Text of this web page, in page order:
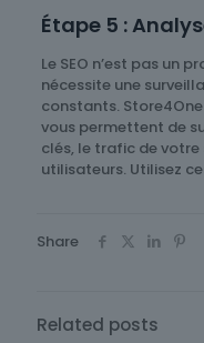
Étape 5 :
Le SEO n’est pas un
nécessite une
constants.
vous permettent de
clés, le trafic de votre
utilisateurs. Utilisez
Share
Related posts